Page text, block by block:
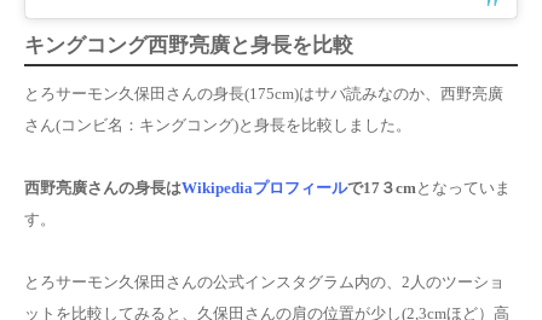
キングコング西野亮廣と身長を比較
とろサーモン久保田さんの身長(175cm)はサバ読みなのか、西野亮廣
さん(コンビ名：キングコング)と身長を比較しました。
西野亮廣さんの身長はWikipediaプロフィールで17３cm となっていま
す。
とろサーモン久保田さんの公式インスタグラム内の、2人のツーショ
ットを比較してみると、 久保田さんの肩の位置が少し(2,3cmほど）高